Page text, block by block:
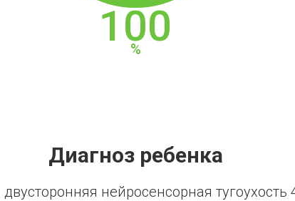
100
Диагноз ребенка
нейросенсорная тугоухость